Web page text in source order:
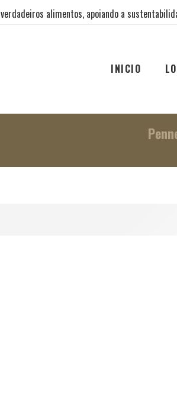
alimentos, apoiando a
INICIO